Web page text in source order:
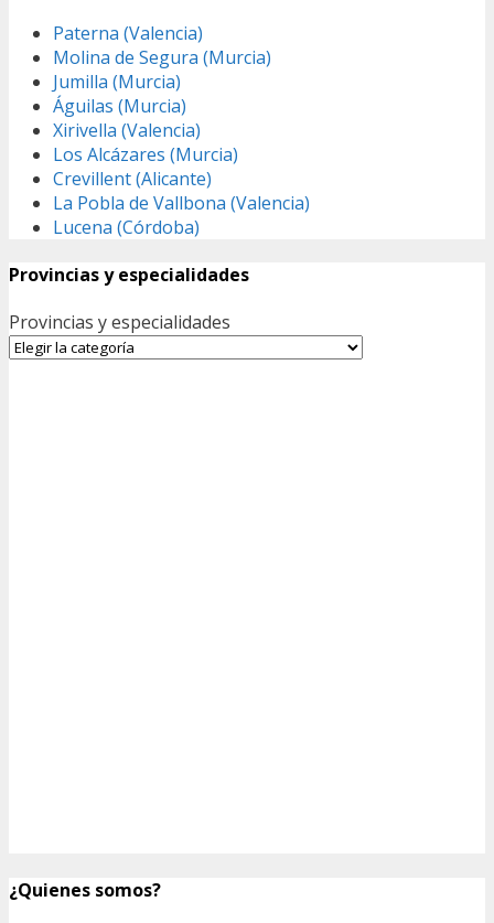
Paterna (Valencia)
Molina de Segura (Murcia)
Jumilla (Murcia)
Águilas (Murcia)
Xirivella (Valencia)
Los Alcázares (Murcia)
Crevillent (Alicante)
La Pobla de Vallbona (Valencia)
Lucena (Córdoba)
Provincias y especialidades
Provincias y especialidades
¿Quienes somos?